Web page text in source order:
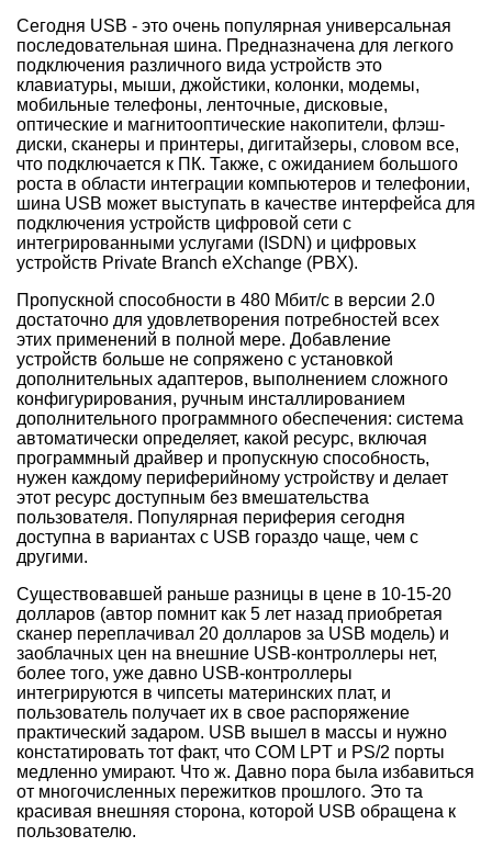
Сегодня USB - это очень популярная универсальная
последовательная шина. Предназначена для легкого
подключения различного вида устройств это
клавиатуры, мыши, джойстики, колонки, модемы,
мобильные телефоны, ленточные, дисковые,
оптические и магнитооптические накопители, флэш-
диски, сканеры и принтеры, дигитайзеры, словом все,
что подключается к ПК. Также, с ожиданием большого
роста в области интеграции компьютеров и телефонии,
шина USB может выступать в качестве интерфейса для
подключения устройств цифровой сети с
интегрированными услугами (ISDN) и цифровых
устройств Private Branch eXchange (PBX).
Пропускной способности в 480 Мбит/с в версии 2.0
достаточно для удовлетворения потребностей всех
этих применений в полной мере. Добавление
устройств больше не сопряжено с установкой
дополнительных адаптеров, выполнением сложного
конфигурирования, ручным инсталлированием
дополнительного программного обеспечения: система
автоматически определяет, какой ресурс, включая
программный драйвер и пропускную способность,
нужен каждому периферийному устройству и делает
этот ресурс доступным без вмешательства
пользователя. Популярная периферия сегодня
доступна в вариантах с USB гораздо чаще, чем с
другими.
Существовавшей раньше разницы в цене в 10-15-20
долларов (автор помнит как 5 лет назад приобретая
сканер переплачивал 20 долларов за USB модель) и
заоблачных цен на внешние USB-контроллеры нет,
более того, уже давно USB-контроллеры
интегрируются в чипсеты материнских плат, и
пользователь получает их в свое распоряжение
практический задаром. USB вышел в массы и нужно
констатировать тот факт, что COM LPT и PS/2 порты
медленно умирают. Что ж. Давно пора была избавиться
от многочисленных пережитков прошлого. Это та
красивая внешняя сторона, которой USB обращена к
пользователю.